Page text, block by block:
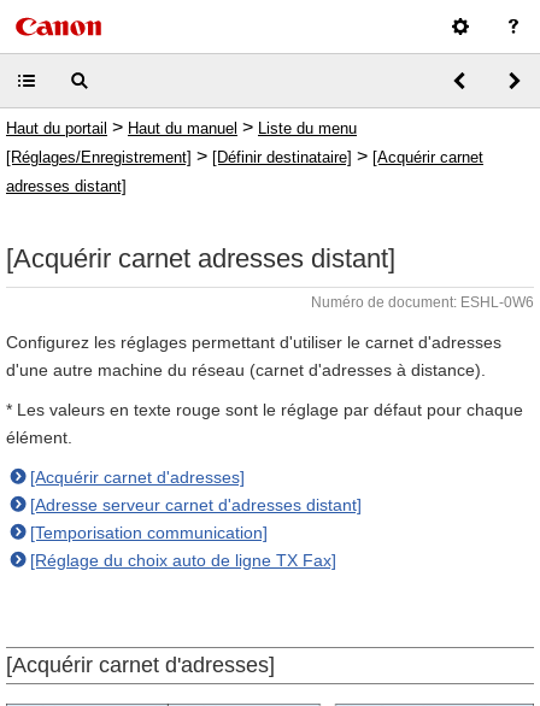
Haut du portail > Haut du manuel > Liste du menu
[Réglages/Enregistrement] > [Définir destinataire] > [Acquérir carnet
adresses distant]
[Acquérir carnet adresses distant]
Numéro de document: ESHL-0W6
Configurez les réglages permettant d'utiliser le carnet d'adresses
d'une autre machine du réseau (carnet d'adresses à distance).
* Les valeurs en texte rouge sont le réglage par défaut pour chaque
élément.
[Acquérir carnet d'adresses]
[Adresse serveur carnet d'adresses distant]
[Temporisation communication]
[Réglage du choix auto de ligne TX Fax]
[Acquérir carnet d'adresses]